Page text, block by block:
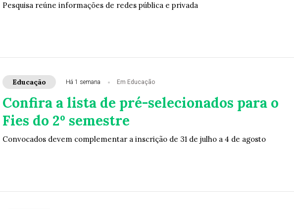
Pesquisa reúne informações de redes pública e privada
Educação Há 1 semana Em Educação
Confira a lista de pré-selecionados para o
Fies do 2º semestre
Convocados devem complementar a inscrição de 31 de julho a 4 de agosto